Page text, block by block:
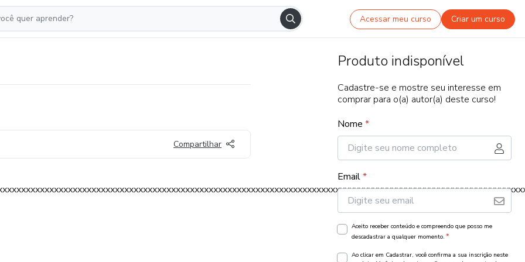
Acessar meu curso Criar um curso
Compartilhar
Produto indisponível
Cadastre-se e mostre seu interesse em
comprar para o(a) autor(a) deste curso!
Nome *
Email*
Aceito receber conteúdo e compreendo que posso me
descadastrar a qualquer momento. *
Ao clicar em Cadastrar, você confirma a sua inscrição neste